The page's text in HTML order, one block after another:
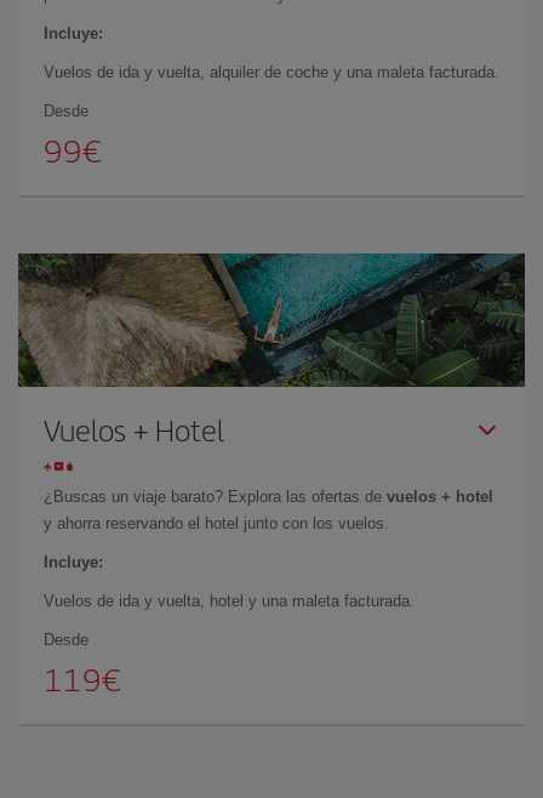
Incluye:
Vuelos de ida y vuelta, alquiler de coche y una maleta facturada.
Desde
99€
Vuelos + Hotel
¿Buscas un viaje barato? Explora las ofertas de vuelos + hotel
y ahorra reservando el hotel junto con los vuelos.
Incluye:
Vuelos de ida y vuelta, hotel y una maleta facturada.
Desde
119€